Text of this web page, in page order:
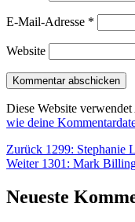
E-Mail-Adresse *
Website
Diese Website
wie deine
Zurück Vorheriger
Beitrag:
1299: Stephanie
Weiter Nächster
1301: Mark
Neueste